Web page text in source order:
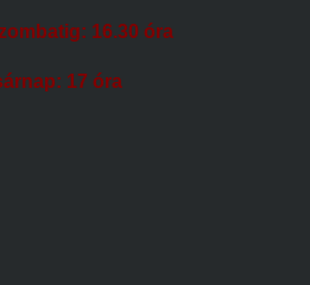
16.30 óra
17 óra